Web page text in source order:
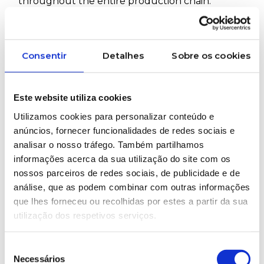
Consentir Detalhes Sobre os cookies
Este website utiliza cookies
Utilizamos cookies para personalizar conteúdo e
anúncios, fornecer funcionalidades de redes sociais e
analisar o nosso tráfego. Também partilhamos
informações acerca da sua utilização do site com os
nossos parceiros de redes sociais, de publicidade e de
análise, que as podem combinar com outras informações
que lhes forneceu ou recolhidas por estes a partir da sua
utilização dos respetivos serviços.
Necessários
In paper production, waste can take many
forms: unplanned downtime, excess
intermediate stock, rework, raw material losses
or unnecessary energy consumption
standardization and team involvement on the
shop floor
Tools such as 5S, root cause analysis and
preventive maintenance help create more
organized, safer and more efficient
environments. Monitoring performance
significant losses